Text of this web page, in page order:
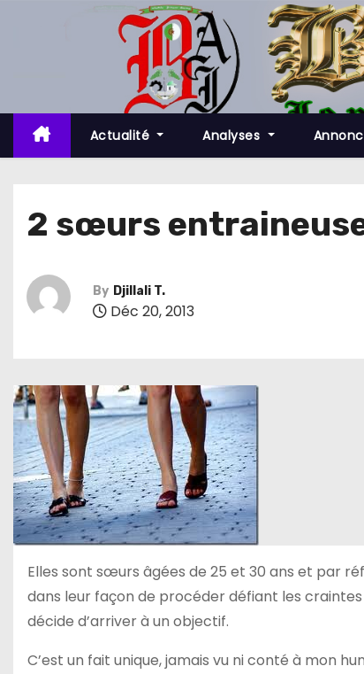
t
c
Actualité Analyses
2 sœurs
By Djillali T.
Déc 20, 2013
Elles sont sœurs âgées de 25 et 30 ans et par
dans leur façon de procéder défiant les
décide d’arriver à un objectif.
C’est un fait unique, jamais vu ni conté à mon